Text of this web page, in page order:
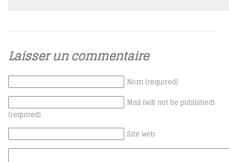
Laisser un commentaire
Nom (required)
Mail (will not be published)
(required)
Site web